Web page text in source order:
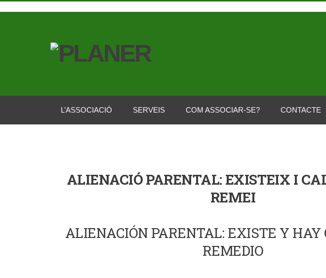
L’ASSOCIACIÓ SERVEIS COM ASSOCIAR-SE? CONTACTE
ALIENACIÓ PARENTAL: EXISTEIX I
REMEI
ALIENACIÓN PARENTAL: EXISTE Y HAY
REMEDIO